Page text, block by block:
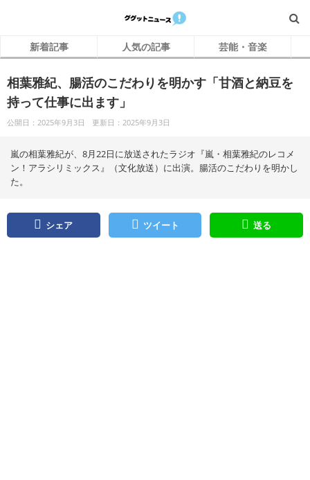
新着記事 人気の記事 芸能・音楽
相葉雅紀、腸活のこだわりを明かす「甘酒と納豆を
持って仕事に出ます」
公開日：2025年9月3日 更新日：2025年9月3日
嵐の相葉雅紀が、8月22日に放送されたラジオ『嵐・相葉雅紀のレコメ
ン！アラシリミックス』（文化放送）に出演。腸活のこだわりを明かし
た。
シェア ツイート 送る